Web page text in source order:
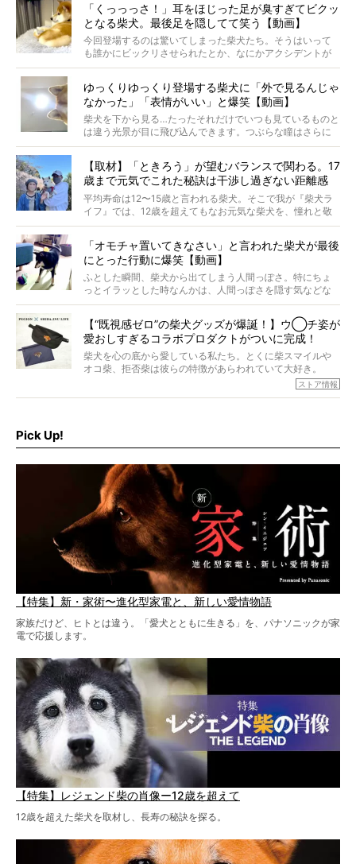
がるのでしょうか。
最近版画製作を始めた、お笑いコンビ「ニューヨーク」の
屋敷裕政さんに、拒否柴を掘っていただきました！ イン
タビューと合わせてご覧ください。
「くっっっさ！」耳をほじった足が臭すぎてビクッ
となる柴犬。最後足を隠してて笑う【動画】
今回登場するのは驚いてしまった柴犬たち。そうはいって
も誰かにビックリさせられたとか、なにかアクシデントが
起きたとか、そういうことが原因ではありません。全ての
ゆっくりゆっくり登場する柴犬に「外で見るんじゃ
なかった」「表情がいい」と爆笑【動画】
柴犬を下から見る…たったそれだけでいつも見ているものと
は違う光景が目に飛び込んできます。つぶらな瞳はさらに
つぶらに見え、モフモフのお顔はさらにモフモフに見えま
【取材】「ときろう」が望むバランスで関わる。17
歳まで元気でこれた秘訣は干渉し過ぎない距離感
#38ときろう
平均寿命は12〜15歳と言われる柴犬。そこで我が『柴犬ラ
イフ』では、12歳を超えてもなお元気な柴犬を、憧れと敬
意を込めて“レジェンド柴”と呼んでいます。 この特集で
ォーカスし、その元気の秘訣や、老犬と暮らすうえで大切
だと思うことを、オーナーさんに語っていただきます。今
回登場してくれたのは、17歳のときろうくん。小さい頃か
ら食が細かったため、何でも食べさせてきたということで
「オモチャ置いてきなさい」と言われた柴犬が最後
にとった行動に爆笑【動画】
ふとした瞬間、柴犬から出てしまう人間っぽさ。特にちょ
っとイラッとした時なんかは、人間っぽさを隠す気などな
いように見えます。もしかして本当の本当は、中身は人間
【“既視感ゼロ”の柴犬グッズが爆誕！】ウ◯チ姿が
愛おしすぎるコラボプロダクトがついに完成！
柴犬を心の底から愛している私たち。とくに柴スマイルや
オコ柴、拒否柴は彼らの特徴があらわれていて大好き。
でもちょっと待て…もうひとつ、忘れてはならない愛おしい
シーンがあったぞ。それは、背中を丸めて“ウンチなう”の姿
ストア情報
Pick Up!
【特集】新・家術〜進化型家電と、新しい愛情物語
家族だけど、ヒトとは違う。「愛犬とともに生きる」を、パナソニックが家
電で応援します。
【特集】レジェンド柴の肖像ー12歳を超えて
12歳を超えた柴犬を取材し、長寿の秘訣を探る。